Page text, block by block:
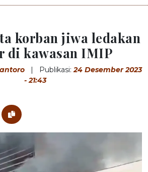
korban jiwa ledakan
di kawasan IMIP
| Publikasi:24 Desember 2023
- 21:43